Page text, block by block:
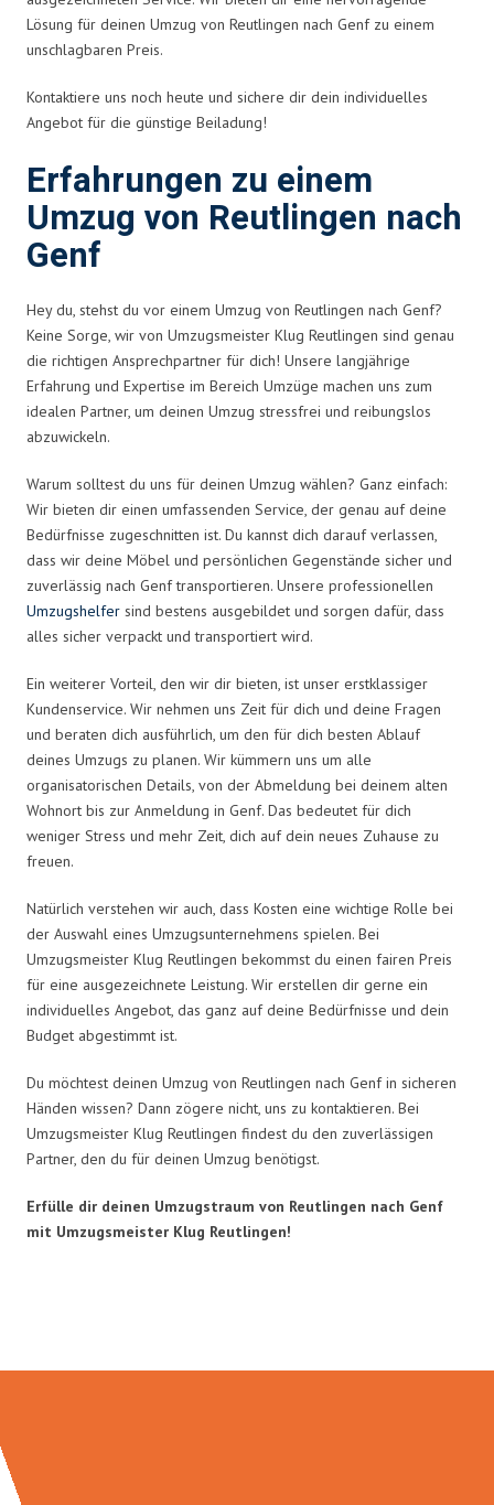
Lösung für deinen Umzug von Reutlingen nach Genf zu einem
unschlagbaren Preis.
Kontaktiere uns noch heute und sichere dir dein individuelles
Angebot für die günstige Beiladung!
Erfahrungen zu einem
Umzug von Reutlingen nach
Genf
Hey du, stehst du vor einem Umzug von Reutlingen nach Genf?
Keine Sorge, wir von Umzugsmeister Klug Reutlingen sind genau
die richtigen Ansprechpartner für dich! Unsere langjährige
Erfahrung und Expertise im Bereich Umzüge machen uns zum
idealen Partner, um deinen Umzug stressfrei und reibungslos
abzuwickeln.
Warum solltest du uns für deinen Umzug wählen? Ganz einfach:
Wir bieten dir einen umfassenden Service, der genau auf deine
Bedürfnisse zugeschnitten ist. Du kannst dich darauf verlassen,
dass wir deine Möbel und persönlichen Gegenstände sicher und
zuverlässig nach Genf transportieren. Unsere professionellen
Umzugshelfer sind bestens ausgebildet und sorgen dafür, dass
alles sicher verpackt und transportiert wird.
Ein weiterer Vorteil, den wir dir bieten, ist unser erstklassiger
Kundenservice. Wir nehmen uns Zeit für dich und deine Fragen
und beraten dich ausführlich, um den für dich besten Ablauf
deines Umzugs zu planen. Wir kümmern uns um alle
organisatorischen Details, von der Abmeldung bei deinem alten
Wohnort bis zur Anmeldung in Genf. Das bedeutet für dich
weniger Stress und mehr Zeit, dich auf dein neues Zuhause zu
freuen.
Natürlich verstehen wir auch, dass Kosten eine wichtige Rolle bei
der Auswahl eines Umzugsunternehmens spielen. Bei
Umzugsmeister Klug Reutlingen bekommst du einen fairen Preis
für eine ausgezeichnete Leistung. Wir erstellen dir gerne ein
individuelles Angebot, das ganz auf deine Bedürfnisse und dein
Budget abgestimmt ist.
Du möchtest deinen Umzug von Reutlingen nach Genf in sicheren
Händen wissen? Dann zögere nicht, uns zu kontaktieren. Bei
Umzugsmeister Klug Reutlingen findest du den zuverlässigen
Partner, den du für deinen Umzug benötigst.
Erfülle dir deinen Umzugstraum von Reutlingen nach Genf
mit Umzugsmeister Klug Reutlingen!